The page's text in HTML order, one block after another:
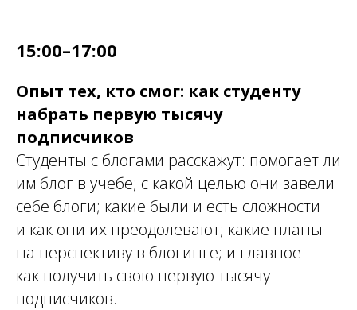
15:00–17:00
Опыт тех, кто смог: как студенту
набрать первую тысячу
подписчиков
Студенты с блогами расскажут: помогает ли
им блог в учебе; с какой целью они завели
себе блоги; какие были и есть сложности
и как они их преодолевают; какие планы
на перспективу в блогинге; и главное —
как получить свою первую тысячу
подписчиков.